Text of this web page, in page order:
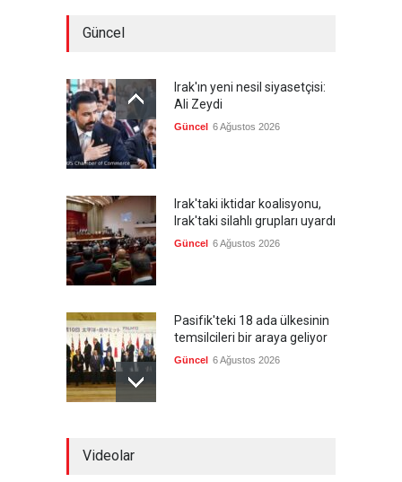
Güncel
Irak'ın yeni nesil siyasetçisi:
Ali Zeydi
Güncel 6 Ağustos 2026
Irak'taki iktidar koalisyonu,
Irak'taki silahlı grupları uyardı
Güncel 6 Ağustos 2026
Pasifik'teki 18 ada ülkesinin
temsilcileri bir araya geliyor
Güncel 6 Ağustos 2026
Videolar